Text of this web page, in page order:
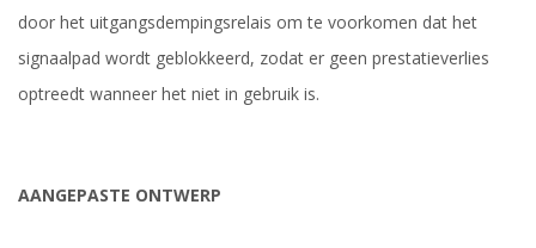
door het uitgangsdempingsrelais om te voorkomen dat het
signaalpad wordt geblokkeerd, zodat er geen prestatieverlies
optreedt wanneer het niet in gebruik is.
AANGEPASTE ONTWERP